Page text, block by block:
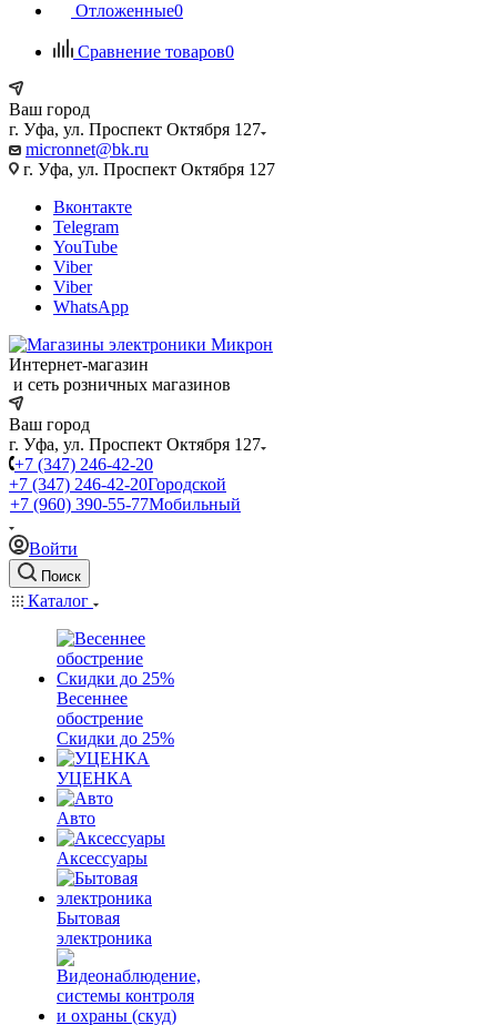
Отложенные0
Сравнение товаров0
Ваш город
г. Уфа, ул. Проспект Октября 127
micronnet@bk.ru
г. Уфа, ул. Проспект Октября 127
Вконтакте
Telegram
YouTube
Viber
Viber
WhatsApp
Интернет-магазин
и сеть розничных магазинов
Ваш город
г. Уфа, ул. Проспект Октября 127
+7 (347) 246-42-20
+7 (347) 246-42-20Городской
+7 (960) 390-55-77Мобильный
Войти
Поиск
Каталог
Весеннее
обострение
Скидки до 25%
УЦЕНКА
Авто
Аксессуары
Бытовая
электроника